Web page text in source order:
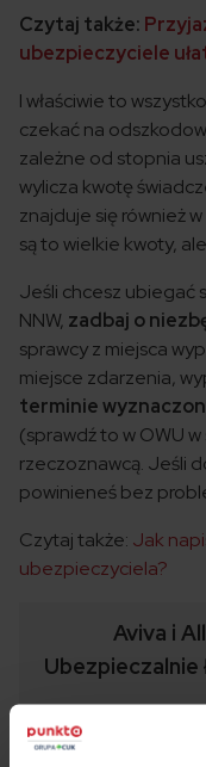
Czytaj także:
ubezpieczyciele
I właściwie to
czekać na
zależne od stopnia
wylicza kwotę
znajduje się również
są to wielkie kwoty,
Jeśli chcesz ubiegać
NNW, zadbaj o
sprawcy z miejsca
miejsce zdarzenia,
terminie
(sprawdź to w OWU
rzeczoznawcą. Jeśli
powinieneś bez
Czytaj także: Jak
ubezpieczyciela?
Aviva i
Ubezpieczalnie